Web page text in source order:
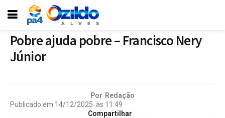
Pobre ajuda pobre – Francisco Nery
Júnior
Por Redação
Publicado em 14/12/2025 às 11:49
Compartilhar